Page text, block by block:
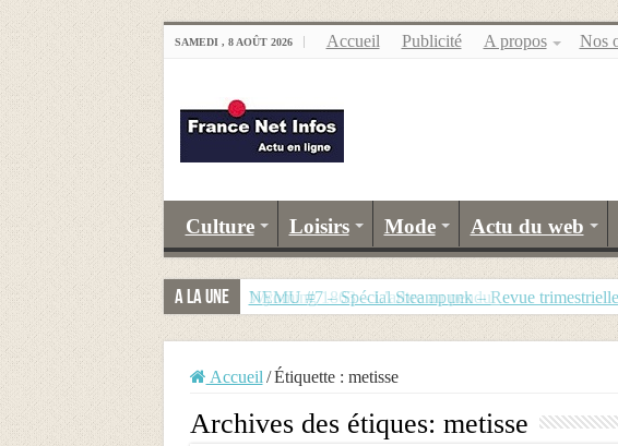
SAMEDI , 8 AOÛT 2026 Accueil Publicité A propos Nos
Culture Loisirs Mode Actu du web
A la Une NEMU #7 – Spécial Steampunk – Revue trimestrielle
Accueil / Étiquette : metisse
Archives des étiques: metisse